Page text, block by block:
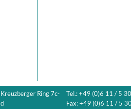
Kreuzberger Ring 7c-
d
Tel.: +49 (0)6 11 / 5
Fax: +49 (0)6 11 / 5